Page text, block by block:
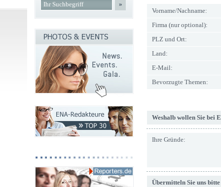
Vorname/Nachname:
Firma (nur optional):
PLZ und Ort:
Land:
E-Mail:
Bevorzugte Themen:
Weshalb wollen Sie bei
Ihre Gründe:
Übermitteln Sie uns
»